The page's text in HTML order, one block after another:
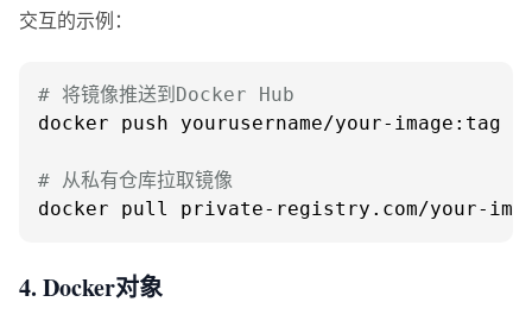
交互的示例：
# 将镜像推送到Docker Hub
docker push yourusername/your-image:tag
# 从私有仓库拉取镜像
docker pull private-registry.com/your-
4. Docker对象